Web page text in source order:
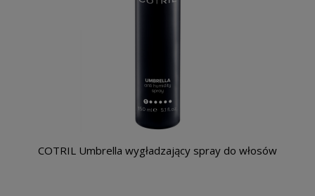
COTRIL Umbrella wygładzający spray do włosów